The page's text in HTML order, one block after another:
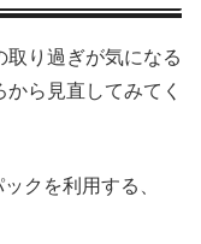
り過ぎが気になる
ら見直してみてく
クを利用する、